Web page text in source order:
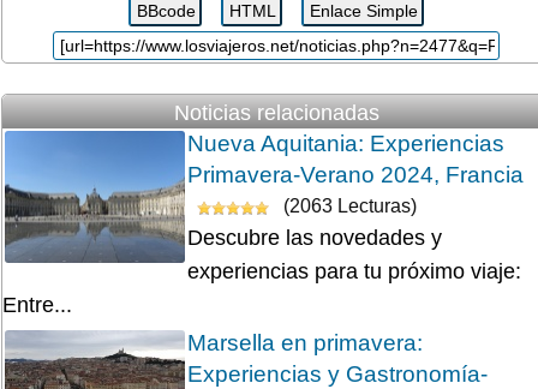
Noticias relacionadas
Nueva Aquitania: Experiencias
Primavera-Verano 2024, Francia
(2063 Lecturas)
Descubre las novedades y
experiencias para tu próximo viaje:
Entre...
Marsella en primavera:
Experiencias y Gastronomía-